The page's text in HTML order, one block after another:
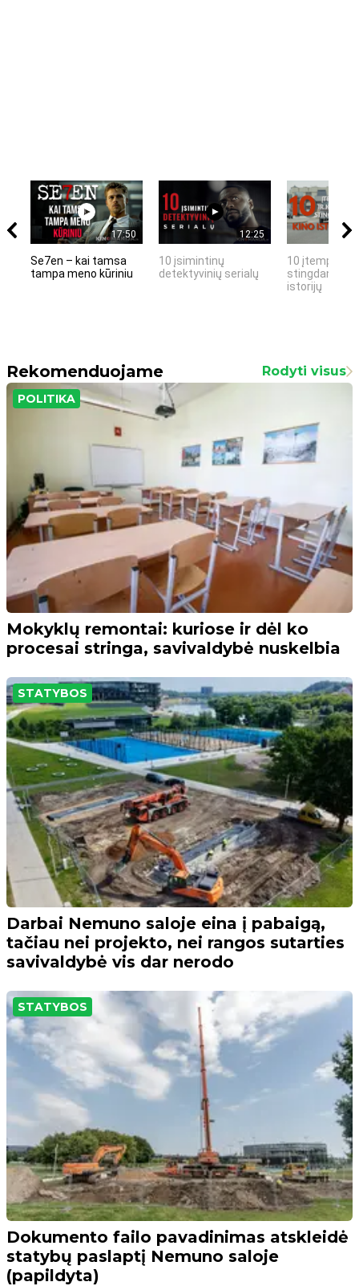
17:50
Se7en – kai tamsa
tampa meno kūriniu
12:25
10 įsimintinų
detektyvinių serialų
10 įtemptų,
stingdančių
istorijų
Rekomenduojame Rodyti visus
POLITIKA
Mokyklų remontai: kuriose ir dėl ko
procesai stringa, savivaldybė nuskelbia
STATYBOS
Darbai Nemuno saloje eina į pabaigą,
tačiau nei projekto, nei rangos sutarties
savivaldybė vis dar nerodo
STATYBOS
Dokumento failo pavadinimas atskleidė
statybų paslaptį Nemuno saloje
(papildyta)